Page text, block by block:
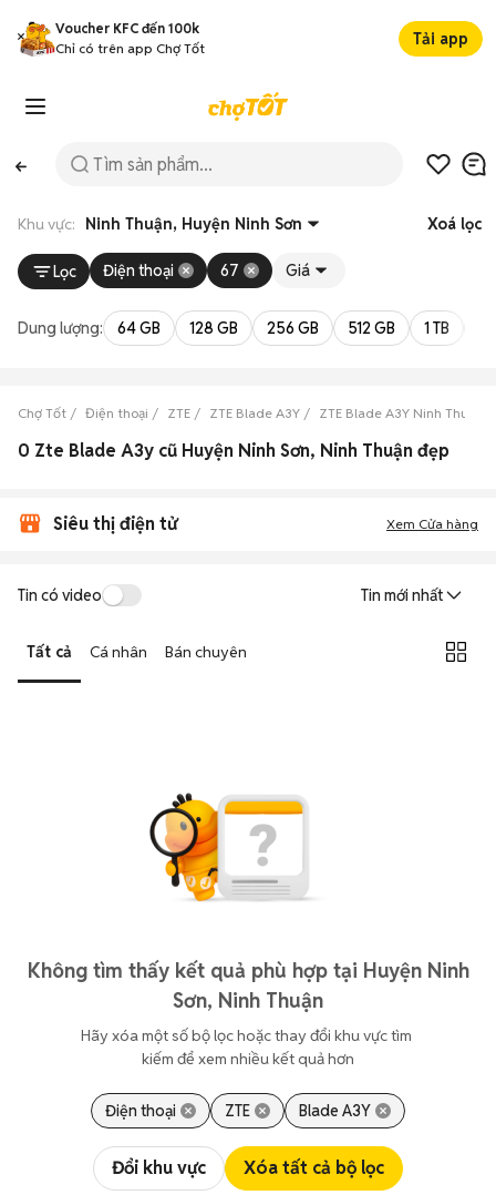
Voucher KFC đến 100k
Chỉ có trên app Chợ Tốt
Tải app
Khu vực: Ninh Thuận, Huyện Ninh Sơn Xoá lọc
Lọc Điện thoại 67 Giá
Dung lượng: 64 GB 128 GB 256 GB 512 GB 1 TB
Chợ Tốt Điện thoại ZTE ZTE Blade A3Y ZTE Blade A3Y Ninh Thuận
0 Zte Blade A3y cũ Huyện Ninh Sơn, Ninh Thuận đẹp
Siêu thị điện tử Xem Cửa hàng
Tin có video Tin mới nhất
Tất cả Cá nhân Bán chuyên
Không tìm thấy kết quả phù hợp tại Huyện Ninh
Sơn, Ninh Thuận
Hãy xóa một số bộ lọc hoặc thay đổi khu vực tìm
kiếm để xem nhiều kết quả hơn
Điện thoại ZTE Blade A3Y
Đổi khu vực Xóa tất cả bộ lọc